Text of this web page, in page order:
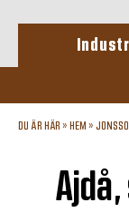
DU ÄR HÄR » HEM »